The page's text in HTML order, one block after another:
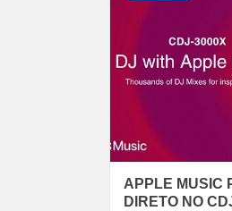
APPLE MUSIC
DIRETO NO